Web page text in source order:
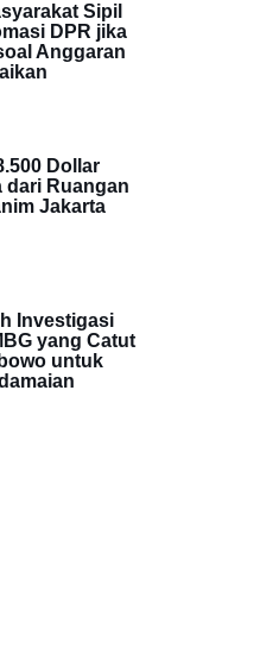
Sipil
DPR jika
Anggaran
Dollar
dari Ruangan
Jakarta
Investigasi
yang Catut
untuk